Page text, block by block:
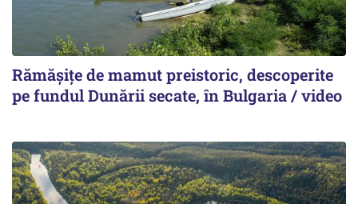
Rămășițe de mamut preistoric, descoperite
pe fundul Dunării secate, în Bulgaria / video